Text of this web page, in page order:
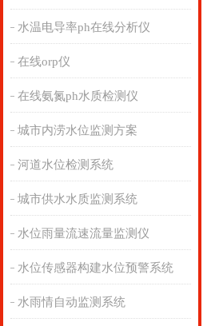
水温电导率ph在线分析仪
在线orp仪
在线氨氮ph水质检测仪
城市内涝水位监测方案
河道水位检测系统
城市供水水质监测系统
水位雨量流速流量监测仪
水位传感器构建水位预警系统
水雨情自动监测系统